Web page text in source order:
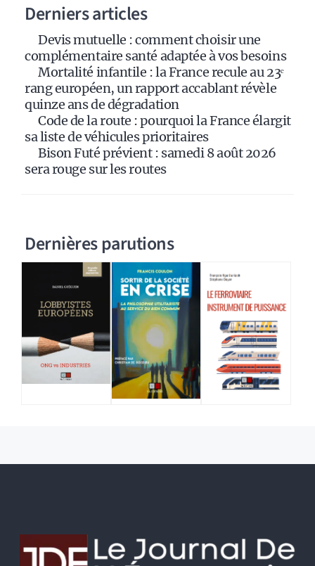
Derniers articles
Devis mutuelle : comment choisir une
complémentaire santé adaptée à vos besoins
Mortalité infantile : la France recule au 23ᵉ
rang européen, un rapport accablant révèle
quinze ans de dégradation
Code de la route : pourquoi la France élargit
sa liste de véhicules prioritaires
Bison Futé prévient : samedi 8 août 2026
sera rouge sur les routes
Dernières parutions